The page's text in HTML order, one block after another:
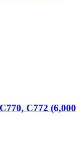
C772 (6,000